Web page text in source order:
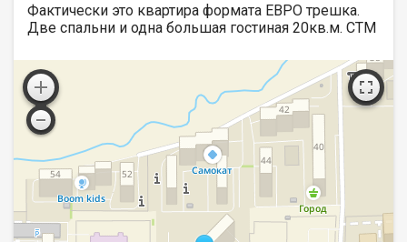
Фактически это квартира формата ЕВРО трешка.
Две спальни и одна большая гостиная 20кв.м. СТМ